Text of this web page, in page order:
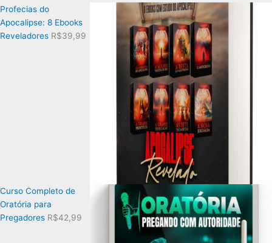
Profecias do
Apocalipse: 8 Ebooks
Reveladores R$39,99
Curso Completo de
Oratória para
Pregadores R$42,99